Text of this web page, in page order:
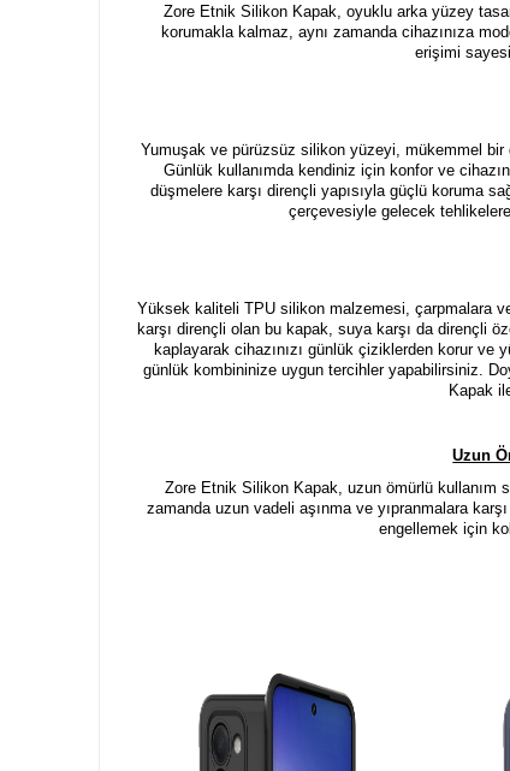
Zore Etnik Silikon Kapak, oyuklu arka yüzey
korumakla kalmaz, aynı zamanda cihazınıza
erişimi
Yumuşak ve pürüzsüz silikon yüzeyi, mükemmel bir
Günlük kullanımda kendiniz için konfor ve
düşmelere karşı dirençli yapısıyla güçlü koruma
çerçevesiyle gelecek
Yüksek kaliteli TPU silikon malzemesi, çarpmalara
karşı dirençli olan bu kapak, suya karşı da dirençli
kaplayarak cihazınızı günlük çiziklerden korur ve
günlük kombininize uygun tercihler yapabilirsiniz.
Kapak
Uzun
Zore Etnik Silikon Kapak, uzun ömürlü kullanım
zamanda uzun vadeli aşınma ve yıpranmalara
engellemek için